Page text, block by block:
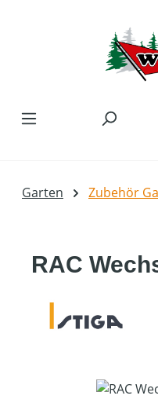
Garten Zubehör
RAC
Bildergalerie